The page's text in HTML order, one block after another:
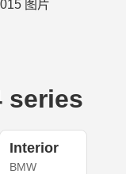
series
Interior
BMW